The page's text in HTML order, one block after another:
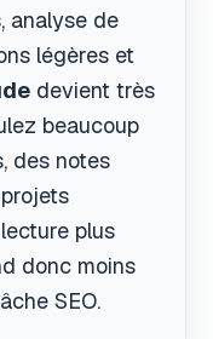
analyse de
légères et
devient très
beaucoup
des notes
plus
donc moins
SEO.